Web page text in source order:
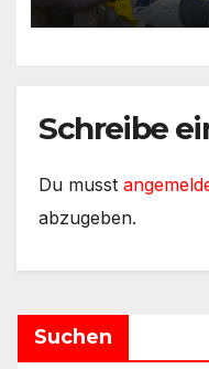
Schreibe
Du musst
abzugeben.
Suchen